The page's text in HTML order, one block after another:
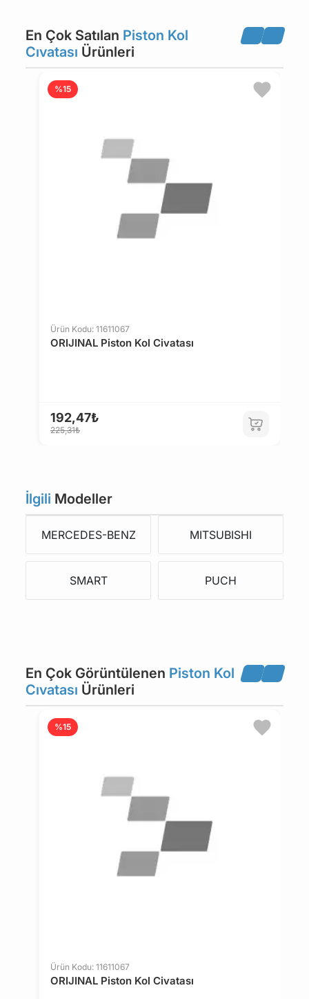
En Çok Satılan Piston Kol
Cıvatası Ürünleri
Ürün Kodu: 11611067
ORIJINAL Piston Kol Civatası
192,47₺
225,31₺
%15
İlgili Modeller
MERCEDES-BENZ MITSUBISHI
SMART PUCH
En Çok Görüntülenen Piston Kol
Cıvatası Ürünleri
Ürün Kodu: 11611067
ORIJINAL Piston Kol Civatası
%15